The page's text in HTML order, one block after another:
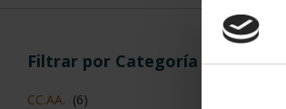
Filtrar por Categoría
CC.AA. (6)